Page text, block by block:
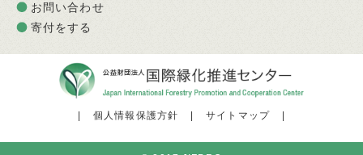
お問い合わせ
寄付をする
| 個人情報保護方針 | サイトマップ |